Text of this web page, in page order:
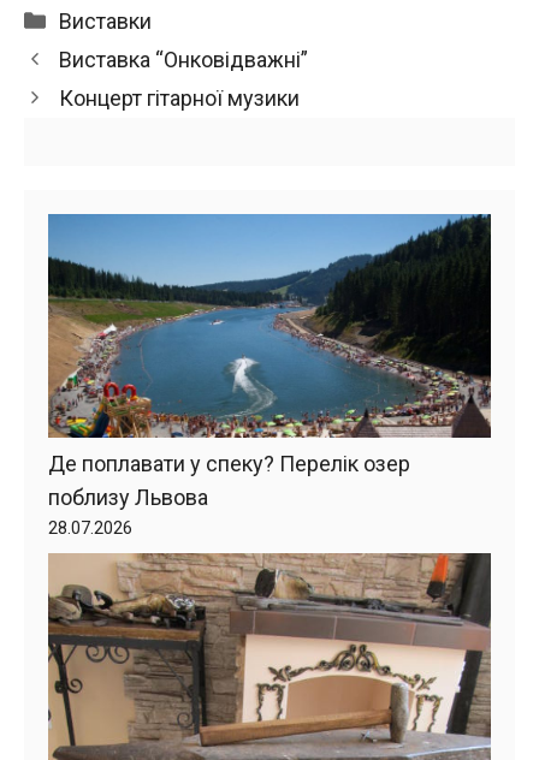
Категорії
Виставки
Виставка “Онковідважні”
Концерт гітарної музики
Де поплавати у спеку? Перелік озер
поблизу Львова
28.07.2026